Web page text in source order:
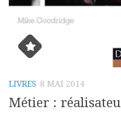
LIVRES 8 MAI 2014
Métier :